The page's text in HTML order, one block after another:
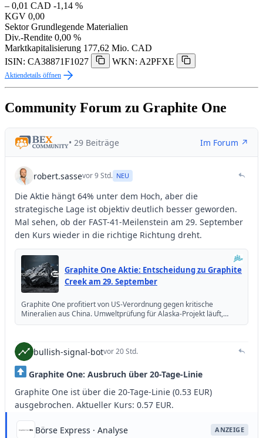
– 0,01 CAD -1,14 %
KGV 0,00
Sektor Grundlegende Materialien
Div.-Rendite 0,00 %
Marktkapitalisierung 177,62 Mio. CAD
ISIN: CA38871F1027
WKN: A2PFXE
Aktiendetails öffnen
Community Forum zu Graphite One